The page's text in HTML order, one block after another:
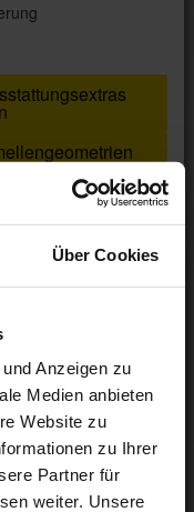
Über Cookies
Anzeigen zu
Medien anbieten
Website zu
zu Ihrer
Partner für
weiter. Unsere